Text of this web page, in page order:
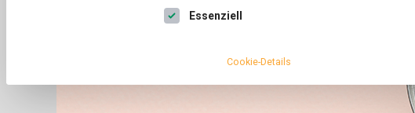
Es folgt eine Liste der Service-Gruppen, für die eine Einwilligung
Essenziell
Cookie-Details